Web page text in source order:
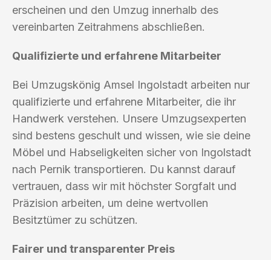
erscheinen und den Umzug innerhalb des
vereinbarten Zeitrahmens abschließen.
Qualifizierte und erfahrene Mitarbeiter
Bei Umzugskönig Amsel Ingolstadt arbeiten nur
qualifizierte und erfahrene Mitarbeiter, die ihr
Handwerk verstehen. Unsere Umzugsexperten
sind bestens geschult und wissen, wie sie deine
Möbel und Habseligkeiten sicher von Ingolstadt
nach Pernik transportieren. Du kannst darauf
vertrauen, dass wir mit höchster Sorgfalt und
Präzision arbeiten, um deine wertvollen
Besitztümer zu schützen.
Fairer und transparenter Preis